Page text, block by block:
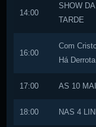
14:00
SHOW DA
TARDE
16:00
Com
Há Derrota
17:00 AS 10
18:00 NAS 4